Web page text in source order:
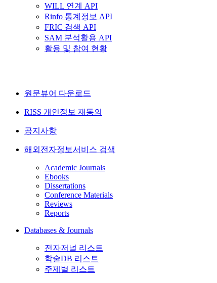
WILL 연계 API
Rinfo 통계정보 API
FRIC 검색 API
SAM 분석활용 API
활용 및 참여 현황
원문뷰어 다운로드
RISS 개인정보 재동의
공지사항
해외전자정보서비스 검색
Academic Journals
Ebooks
Dissertations
Conference Materials
Reviews
Reports
Databases & Journals
전자저널 리스트
학술DB 리스트
주제별 리스트